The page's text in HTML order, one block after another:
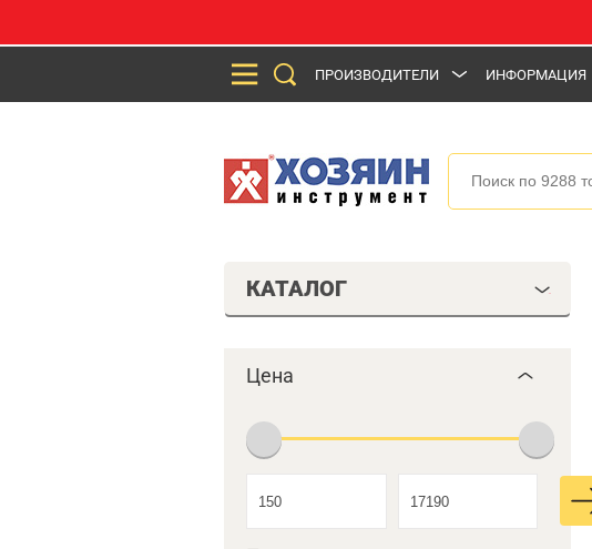
ПРОИЗВОДИТЕЛИ ИНФОРМАЦИЯ
КАТАЛОГ
Цена